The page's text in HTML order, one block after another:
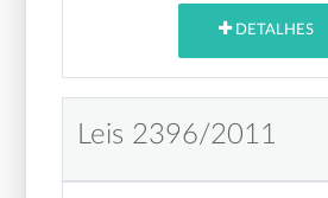
DETALHES
Leis 2396/2011